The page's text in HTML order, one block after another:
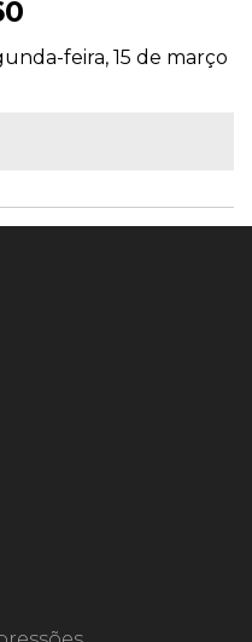
feira, 15 de março